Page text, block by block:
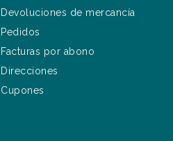
Devoluciones de mercancía
Pedidos
Facturas por abono
Direcciones
Cupones